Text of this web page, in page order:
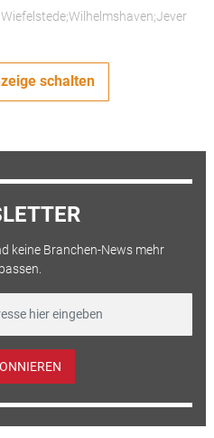
schalten
keine Branchen-News mehr